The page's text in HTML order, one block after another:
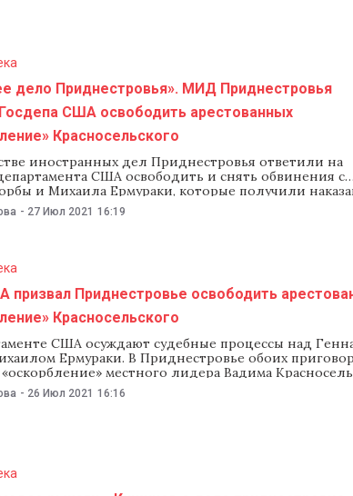
дело Приднестровья». МИД Приднестровья
США освободить арестованных
Красносельского
иностранных дел Приднестровья ответили на
США освободить и снять обвинения с
и Михаила Ермураки, которые получили
местного лидера Вадима Красносельского. В
подтвердили, что судебные решения по
- 27 Июл 2021 16:19
призвал Приднестровье освободить
Красносельского
США осуждают судебные процессы над
Ермураки. В Приднестровье обоих
«оскорбление» местного лидера Вадима
опубликовало Бюро демократии, прав человека и
в состав Госдепа. «Выражение мнения — это не
- 26 Июл 2021 16:16